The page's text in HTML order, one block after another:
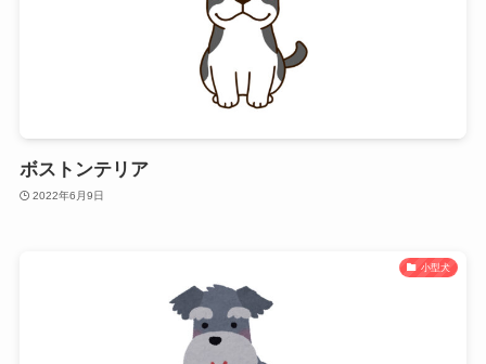
ボストンテリア
2022年6月9日
小型犬